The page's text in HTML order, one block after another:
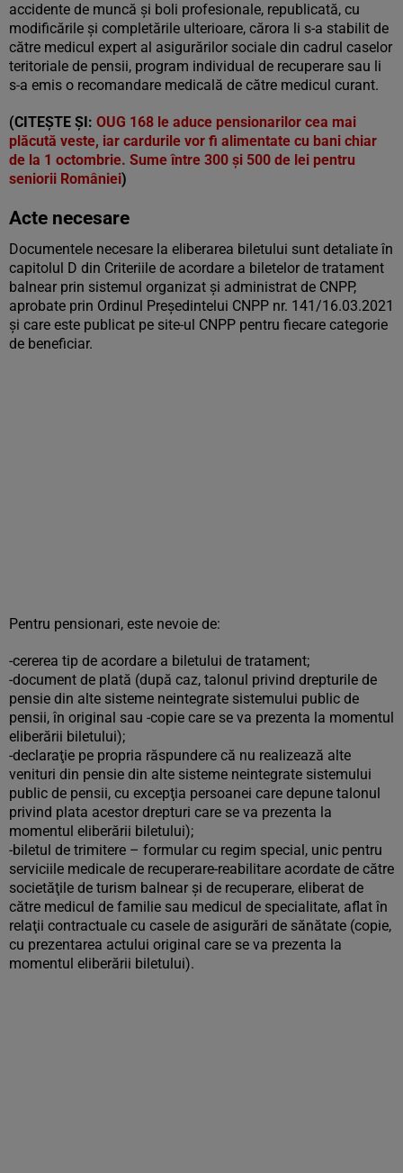
accidente de muncă şi boli profesionale, republicată, cu
modificările și completările ulterioare, cărora li s-a stabilit de
către medicul expert al asigurărilor sociale din cadrul caselor
teritoriale de pensii, program individual de recuperare sau li
s-a emis o recomandare medicală de către medicul curant.
(CITEȘTE ȘI: OUG 168 le aduce pensionarilor cea mai
plăcută veste, iar cardurile vor fi alimentate cu bani chiar
de la 1 octombrie. Sume între 300 și 500 de lei pentru
seniorii României)
Acte necesare
Documentele necesare la eliberarea biletului sunt detaliate în
capitolul D din Criteriile de acordare a biletelor de tratament
balnear prin sistemul organizat și administrat de CNPP,
aprobate prin Ordinul Președintelui CNPP nr. 141/16.03.2021
și care este publicat pe site-ul CNPP pentru fiecare categorie
de beneficiar.
Pentru pensionari, este nevoie de:
-cererea tip de acordare a biletului de tratament;
-document de plată (după caz, talonul privind drepturile de
pensie din alte sisteme neintegrate sistemului public de
pensii, în original sau -copie care se va prezenta la momentul
eliberării biletului);
-declaraţie pe propria răspundere că nu realizează alte
venituri din pensie din alte sisteme neintegrate sistemului
public de pensii, cu excepţia persoanei care depune talonul
privind plata acestor drepturi care se va prezenta la
momentul eliberării biletului);
-biletul de trimitere – formular cu regim special, unic pentru
serviciile medicale de recuperare-reabilitare acordate de către
societăţile de turism balnear şi de recuperare, eliberat de
către medicul de familie sau medicul de specialitate, aflat în
relaţii contractuale cu casele de asigurări de sănătate (copie,
cu prezentarea actului original care se va prezenta la
momentul eliberării biletului).